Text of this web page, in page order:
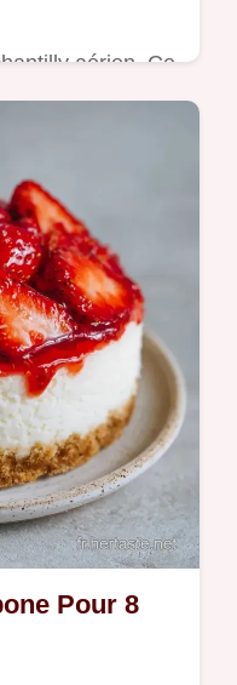
aérien. Ce
inclut un
Pour 8